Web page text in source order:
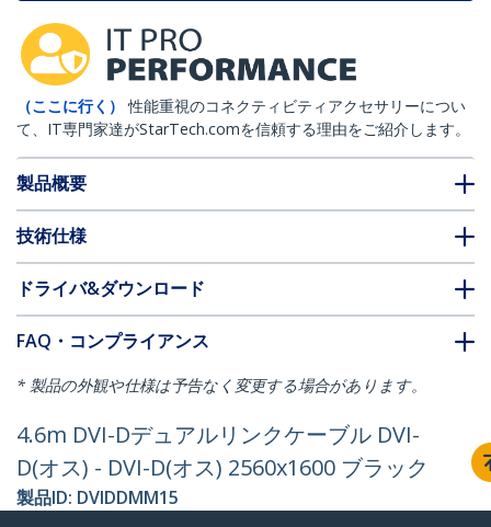
（ここに行く）
性能重視のコネクティビティアクセサリーについ
て、IT専門家達がStarTech.comを信頼する理由をご紹介します。
製品概要
技術仕様
ドライバ&ダウンロード
FAQ・コンプライアンス
* 製品の外観や仕様は予告なく変更する場合があります。
4.6m DVI-Dデュアルリンクケーブル DVI-
D(オス) - DVI-D(オス) 2560x1600 ブラック
製品ID: DVIDDMM15